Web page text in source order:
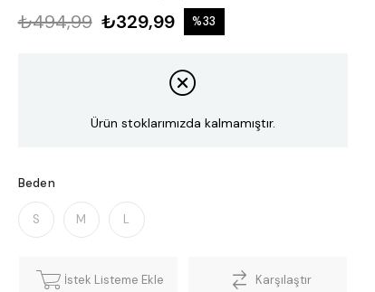
₺494,99 ₺329,99 %33
Ürün stoklarımızda kalmamıştır.
Beden
S M L
İstek Listeme Ekle Karşılaştır